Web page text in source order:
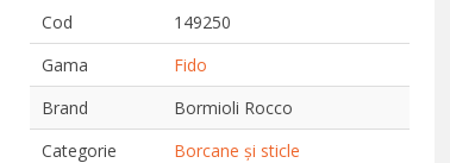
Cod
149250
Gama
Fido
Brand
Bormioli Rocco
Categorie
Borcane și sticle